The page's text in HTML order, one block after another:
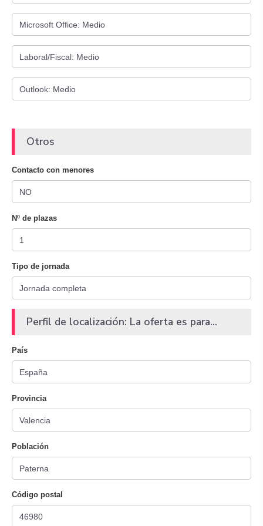
Otros
Contacto con menores
Nº de plazas
Tipo de jornada
Perfil de localización: La oferta es para...
País
Provincia
Población
Código postal